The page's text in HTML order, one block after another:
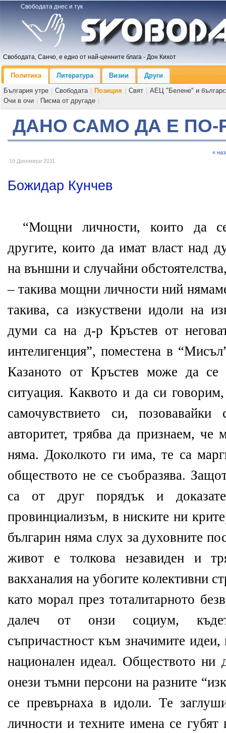
Свободата днес и тук
Свободата, Санчо, е едно от най-ценните блага - Дон Кихот
Политика Литература Визии
Други
България утре
Свободата Позиция Свят
АЕЦ "Белене" и
Очи в очи
Писма от другаде
ДАНО САМО ДА Е ПО-
19 Декември 2011
«
Божидар Кунчев
“Мощни личности, които да
другите, които да имат власт над
на външни и случайни
– такива мощни личности ний
такива, са изкуствени идоли на
думи са на д-р Кръстев от
интелигенция”, поместена в
Казаното от Кръстев може да се
ситуация. Каквото и да си
самочувствието си,
авторитет, трябва да признаем,
няма. Доколкото ги има, те са
обществото не се съобразява.
са от друг порядък и
провинциализъм, в ниските ни
българин няма слух за духовните
живот е толкова незавиден и
вакханалия на убогите колективни
като морал през тоталитарното
далеч от онзи социум,
съпричастност към значимите
национален идеал. Обществото ни
онези тъмни персони на разните
се превърнаха в идоли. Те
личности и техните имена се